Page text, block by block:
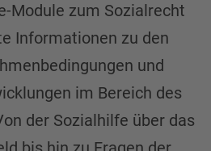
Module zum Sozialrecht
Informationen zu den
und
im Bereich des
der Sozialhilfe über das